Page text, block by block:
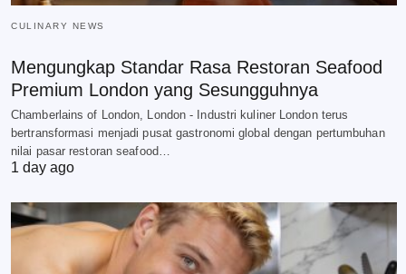
CULINARY NEWS
Mengungkap Standar Rasa Restoran Seafood
Premium London yang Sesungguhnya
Chamberlains of London, London - Industri kuliner London terus
bertransformasi menjadi pusat gastronomi global dengan pertumbuhan
nilai pasar restoran seafood…
1 day ago